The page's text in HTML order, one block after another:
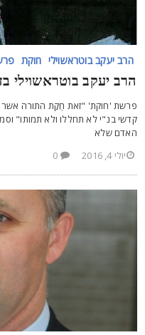
הרב יעקב בוטראשוילי חוקת
יעקב בוטראשוילי
'חוקת' "זאת חֻקַת התורה אשר
בנ"י לא תחללו ולא תמותו"
שלא
יולי 4, 2016
0